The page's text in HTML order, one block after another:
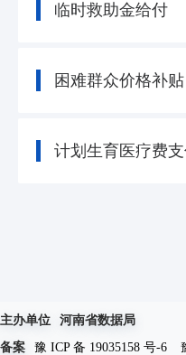
临时救助金给付
困难群众价格补贴
计划生育医疗费
主办单位
河南省数据局
备案
豫 ICP 备 19035158 号-6